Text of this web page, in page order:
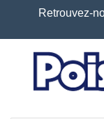
Retrouvez-